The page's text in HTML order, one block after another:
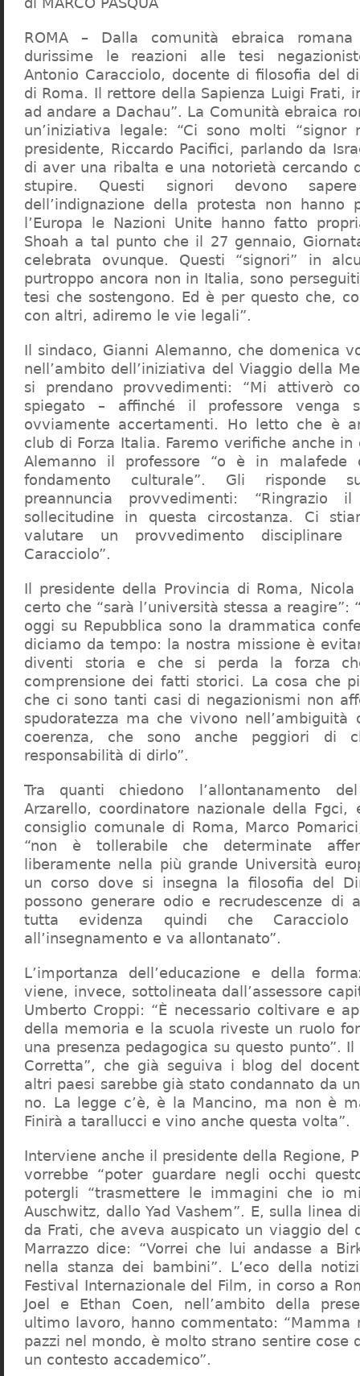
ROMA – Dalla comunità ebraica
durissime le reazioni alle tesi
Antonio Caracciolo, docente di filosofia del
di Roma. Il rettore della Sapienza Luigi Frati,
ad andare a Dachau”. La Comunità ebraica
un’iniziativa legale: “Ci sono molti “signor
presidente, Riccardo Pacifici, parlando da
di aver una ribalta e una notorietà cercando
stupire. Questi signori devono
dell’indignazione della protesta non hanno
l’Europa le Nazioni Unite hanno fatto
Shoah a tal punto che il 27 gennaio,
celebrata ovunque. Questi “signori” in
purtroppo ancora non in Italia, sono
tesi che sostengono. Ed è per questo che,
con altri, adiremo le vie legali”.
Il sindaco, Gianni Alemanno, che domenica
nell’ambito dell’iniziativa del Viaggio della
si prendano provvedimenti: “Mi attiverò
spiegato – affinché il professore venga
ovviamente accertamenti. Ho letto che è
club di Forza Italia. Faremo verifiche anche in
Alemanno il professore “o è in malafede
fondamento culturale”. Gli risponde
preannuncia provvedimenti:
sollecitudine in questa circostanza. Ci
valutare un provvedimento
Caracciolo”.
Il presidente della Provincia di Roma,
certo che “sarà l’università stessa a reagire”:
oggi su Repubblica sono la drammatica
diciamo da tempo: la nostra missione è
diventi storia e che si perda la forza
comprensione dei fatti storici. La cosa che
che ci sono tanti casi di negazionismi non
spudoratezza ma che vivono nell’ambiguità
coerenza, che sono anche peggiori di
responsabilità di dirlo”.
Tra quanti chiedono l’allontanamento
Arzarello, coordinatore nazionale della
consiglio comunale di Roma, Marco
“non è tollerabile che determinate
liberamente nella più grande Università
un corso dove si insegna la filosofia del
possono generare odio e recrudescenze di
tutta evidenza quindi che
all’insegnamento e va allontanato”.
L’importanza dell’educazione e della
viene, invece, sottolineata dall’assessore
Umberto Croppi: “È necessario coltivare e
della memoria e la scuola riveste un ruolo
una presenza pedagogica su questo punto”.
Corretta”, che già seguiva i blog del
altri paesi sarebbe già stato condannato da
no. La legge c’è, è la Mancino, ma non è
Finirà a tarallucci e vino anche questa volta”.
Interviene anche il presidente della Regione,
vorrebbe “poter guardare negli occhi
potergli “trasmettere le immagini che io
Auschwitz, dallo Yad Vashem”. E, sulla linea
da Frati, che aveva auspicato un viaggio del
Marrazzo dice: “Vorrei che lui andasse a
nella stanza dei bambini”. L’eco della
Festival Internazionale del Film, in corso a
Joel e Ethan Coen, nell’ambito della
ultimo lavoro, hanno commentato: “Mamma
pazzi nel mondo, è molto strano sentire cose
un contesto accademico”.